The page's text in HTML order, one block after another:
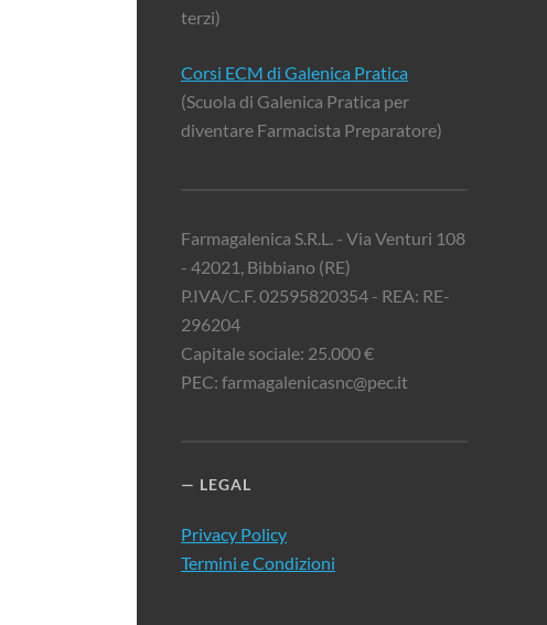
terzi)
Corsi ECM di Galenica Pratica
(Scuola di Galenica Pratica per
diventare Farmacista Preparatore)
Farmagalenica S.R.L. - Via Venturi 108
- 42021, Bibbiano (RE)
P.IVA/C.F. 02595820354 - REA: RE-
296204
Capitale sociale: 25.000 €
PEC: farmagalenicasnc@pec.it
LEGAL
Privacy Policy
Termini e Condizioni